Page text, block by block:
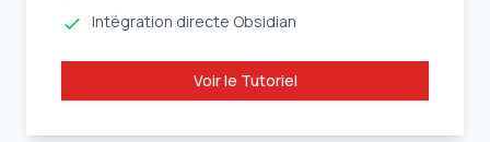
Intégration directe Obsidian
Voir le Tutoriel